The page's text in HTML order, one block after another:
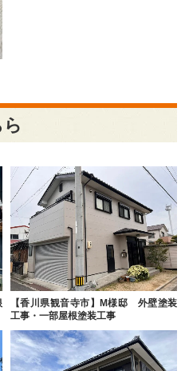
【香川県観音寺市】M様邸 外壁塗装
工事・一部屋根塗装工事